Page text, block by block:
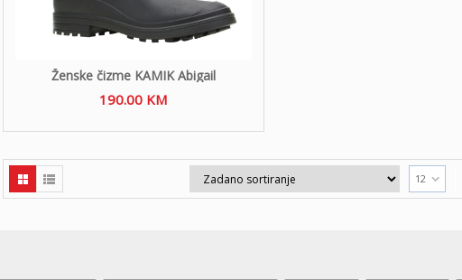
Ženske čizme KAMIK Abigail
190.00 KM
12